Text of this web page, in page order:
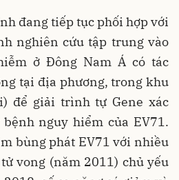
đang tiếp tục phối hợp với
nghiên cứu tập trung vào
ở Đông Nam Á có tác
tại địa phương, trong khu
để giải trình tự Gene xác
nguy hiểm của EV71.
bùng phát EV71 với nhiều
vong (năm 2011) chủ yếu